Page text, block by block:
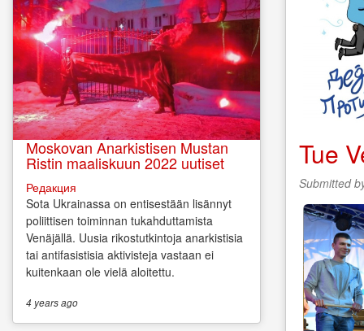
Tue
Submitted
Moskovan Anarkistisen Mustan
Ristin maaliskuun 2022 uutiset
Редакция
Sota Ukrainassa on entisestään lisännyt
poliittisen toiminnan tukahduttamista
Venäjällä. Uusia rikostutkintoja anarkistisia
tai antifasistisia aktivisteja vastaan ei
kuitenkaan ole vielä aloitettu.
4 yearsago